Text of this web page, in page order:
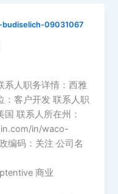
09031067
系人职务详情：西雅
：客户开发 联系人职
联系人所在州：
in/waco-
编码：关注 公司名
商业